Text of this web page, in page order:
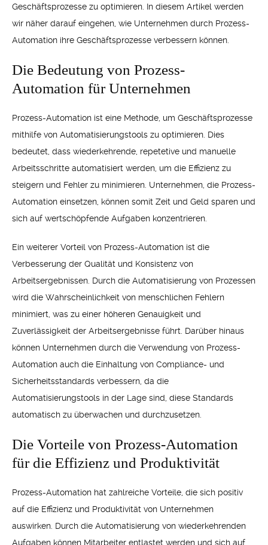
Geschäftsprozesse zu optimieren. In diesem Artikel werden
wir näher darauf eingehen, wie Unternehmen durch Prozess-
Automation ihre Geschäftsprozesse verbessern können.
Die Bedeutung von Prozess-
Automation für Unternehmen
Prozess-Automation ist eine Methode, um Geschäftsprozesse
mithilfe von Automatisierungstools zu optimieren. Dies
bedeutet, dass wiederkehrende, repetetive und manuelle
Arbeitsschritte automatisiert werden, um die Effizienz zu
steigern und Fehler zu minimieren. Unternehmen, die Prozess-
Automation einsetzen, können somit Zeit und Geld sparen und
sich auf wertschöpfende Aufgaben konzentrieren.
Ein weiterer Vorteil von Prozess-Automation ist die
Verbesserung der Qualität und Konsistenz von
Arbeitsergebnissen. Durch die Automatisierung von Prozessen
wird die Wahrscheinlichkeit von menschlichen Fehlern
minimiert, was zu einer höheren Genauigkeit und
Zuverlässigkeit der Arbeitsergebnisse führt. Darüber hinaus
können Unternehmen durch die Verwendung von Prozess-
Automation auch die Einhaltung von Compliance- und
Sicherheitsstandards verbessern, da die
Automatisierungstools in der Lage sind, diese Standards
automatisch zu überwachen und durchzusetzen.
Die Vorteile von Prozess-Automation
für die Effizienz und Produktivität
Prozess-Automation hat zahlreiche Vorteile, die sich positiv
auf die Effizienz und Produktivität von Unternehmen
auswirken. Durch die Automatisierung von wiederkehrenden
Aufgaben können Mitarbeiter entlastet werden und sich auf